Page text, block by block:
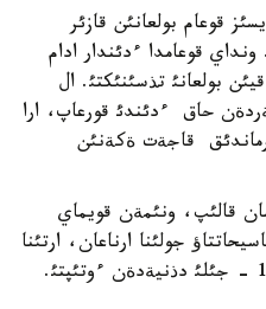
قوعام بولعانئن قازئر
قوعامدا ءدئندار ادام
بولعانئ تذسئنئكتئ. ال
حاق ءدئندئ قورعاپ، ارا
قاجةت ةكةنئن
قالئپ، ونئمةن قويماي
جولئنا ارناعان، ارتئنا